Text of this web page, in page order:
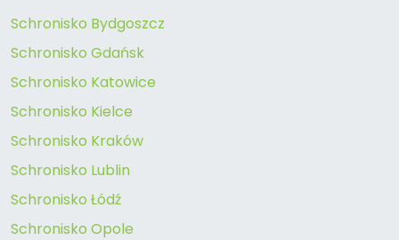
Schronisko Bydgoszcz
Schronisko Gdańsk
Schronisko Katowice
Schronisko Kielce
Schronisko Kraków
Schronisko Lublin
Schronisko Łódź
Schronisko Opole